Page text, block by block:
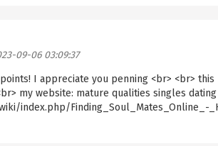
09-06 03:09:37
I appreciate you penning <br> <br>
my website: mature qualities singles
index.php/Finding_Soul_Mates_Online_-